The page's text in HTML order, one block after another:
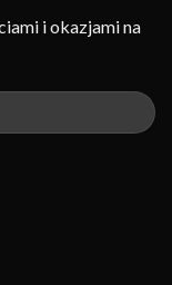
i okazjami na